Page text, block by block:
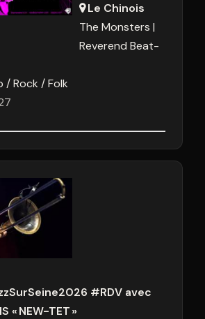
Le Chinois
The Monsters
Reverend Beat-
/ Rock / Folk
#RDV avec
« NEW-TET »